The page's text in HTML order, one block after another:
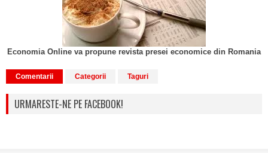
Economia Online va propune revista presei economice din Romania
Comentarii Categorii Taguri
URMARESTE-NE PE FACEBOOK!